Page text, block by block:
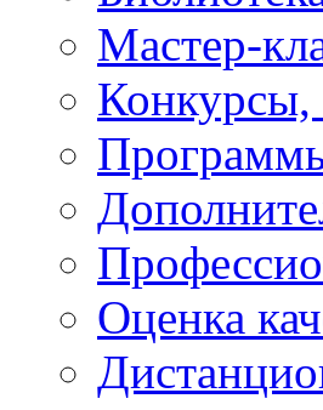
Мастер-
Конкурсы,
Оценка